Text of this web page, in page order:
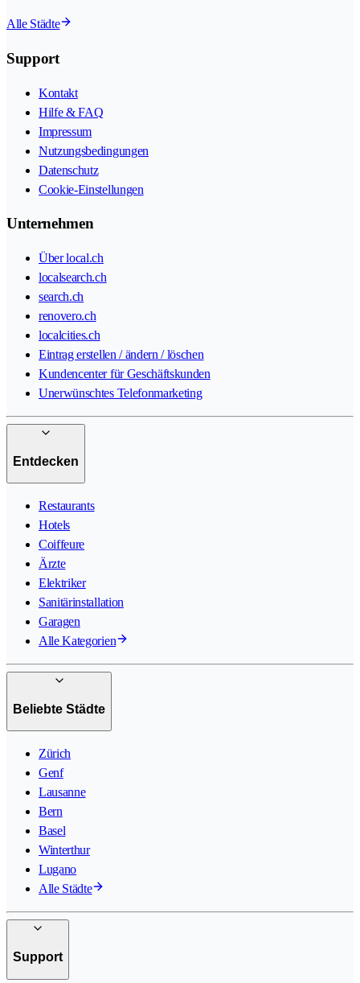
Alle Städte
Support
Kontakt
Hilfe & FAQ
Impressum
Nutzungsbedingungen
Datenschutz
Cookie-Einstellungen
Unternehmen
Über local.ch
localsearch.ch
search.ch
renovero.ch
localcities.ch
Eintrag erstellen / ändern / löschen
Kundencenter für Geschäftskunden
Unerwünschtes Telefonmarketing
Entdecken
Restaurants
Hotels
Coiffeure
Ärzte
Elektriker
Sanitärinstallation
Garagen
Alle Kategorien
Beliebte Städte
Zürich
Genf
Lausanne
Bern
Basel
Winterthur
Lugano
Alle Städte
Support